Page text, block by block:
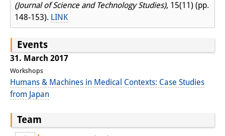
(Journal of Science and Technology Studies), 15(11) (pp.
148-153). LINK
Events
31. March 2017
Workshops
Humans & Machines in Medical Contexts: Case Studies
from Japan
Team